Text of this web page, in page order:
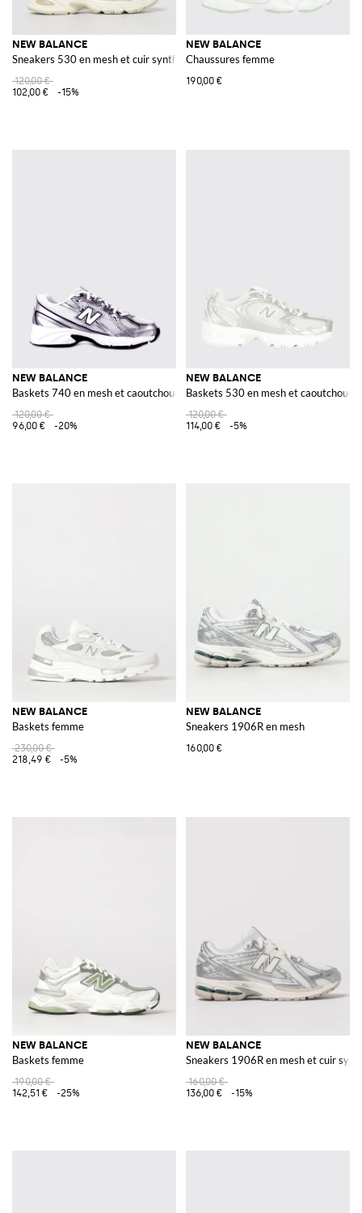
NEW BALANCE
Sneakers 530 en mesh et cuir synthétique
120,00 €
102,00 €
-15%
NEW BALANCE
Chaussures femme
190,00 €
NEW BALANCE
Baskets 740 en mesh et caoutchouc
120,00 €
96,00 €
-20%
NEW BALANCE
Baskets 530 en mesh et caoutchouc
120,00 €
114,00 €
-5%
NEW BALANCE
Baskets femme
230,00 €
218,49 €
-5%
NEW BALANCE
Sneakers 1906R en mesh
160,00 €
NEW BALANCE
Baskets femme
190,00 €
142,51 €
-25%
NEW BALANCE
Sneakers 1906R en mesh et cuir
160,00 €
136,00 €
-15%